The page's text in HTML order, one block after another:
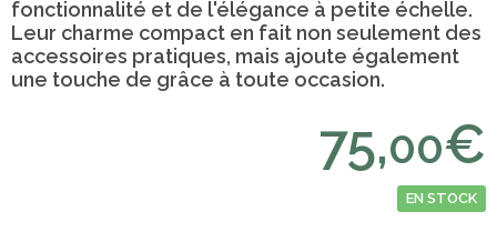
fonctionnalité et de l'élégance à petite échelle.
Leur charme compact en fait non seulement des
accessoires pratiques, mais ajoute également
une touche de grâce à toute occasion.
75,00€
EN STOCK